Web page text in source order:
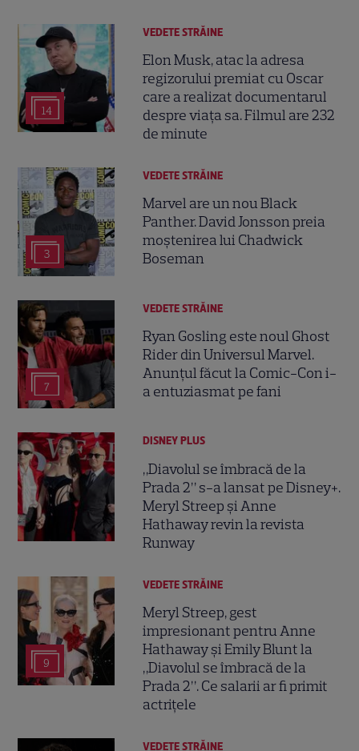
14
VEDETE STRĂINE
Elon Musk, atac la adresa
regizorului premiat cu Oscar
care a realizat documentarul
despre viața sa. Filmul are 232
de minute
3
VEDETE STRĂINE
Marvel are un nou Black
Panther. David Jonsson preia
moștenirea lui Chadwick
Boseman
7
VEDETE STRĂINE
Ryan Gosling este noul Ghost
Rider din Universul Marvel.
Anunțul făcut la Comic-Con i-
a entuziasmat pe fani
DISNEY PLUS
„Diavolul se îmbracă de la
Prada 2” s-a lansat pe Disney+.
Meryl Streep și Anne
Hathaway revin la revista
Runway
9
VEDETE STRĂINE
Meryl Streep, gest
impresionant pentru Anne
Hathaway și Emily Blunt la
„Diavolul se îmbracă de la
Prada 2”. Ce salarii ar fi primit
actrițele
VEDETE STRĂINE